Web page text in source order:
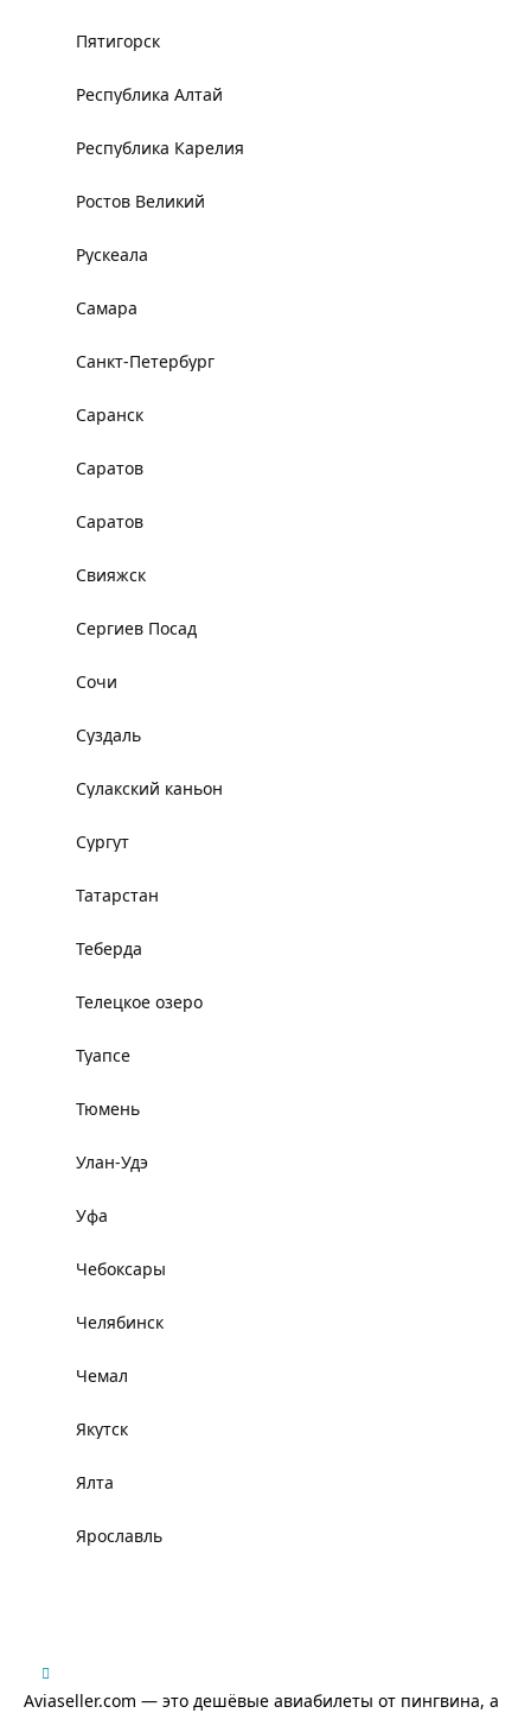
Пятигорск
Республика Алтай
Республика Карелия
Ростов Великий
Рускеала
Самара
Санкт-Петербург
Саранск
Саратов
Саратов
Свияжск
Сергиев Посад
Сочи
Суздаль
Сулакский каньон
Сургут
Татарстан
Теберда
Телецкое озеро
Туапсе
Тюмень
Улан-Удэ
Уфа
Чебоксары
Челябинск
Чемал
Якутск
Ялта
Ярославль
Aviaseller.com — это дешёвые авиабилеты от пингвина, а